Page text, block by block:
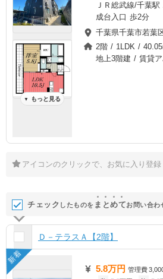
▼ もっと見る
ＪＲ総武線/千葉
成台入口 歩2分
千葉県千葉市若葉
2階 / 1LDK /
地上3階建 / 賃貸ア
アイコンのクリックで、お気に入り登録
チェック したものを ま とめてお問い合わ
Ｄ－テラスＡ【2階】
新着
5.8万円 管理費